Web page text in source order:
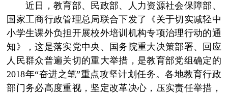
近日，教育部、民政部、人力资源社会保障部、
国家工商行政管理总局联合下发了《关于切实减轻中
小学生课外负担开展校外培训机构专项治理行动的通
知》，这是落实党中央、国务院重大决策部署、回应
人民群众普遍关切的重大举措，是教育部党组确定的
2018年“奋进之笔”重点攻坚计划任务。各地教育行政
部门务必高度重视，坚定改革决心，压实责任举措，